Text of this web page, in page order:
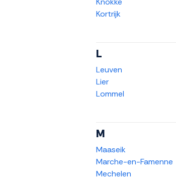
Kortrijk
L
Leuven
Lier
Lommel
M
Maaseik
Marche-en-Famenne
Mechelen